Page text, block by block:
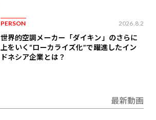
PERSON 2026.8.2
世界的空調メーカー「ダイキン」のさらに
上をいく“ローカライズ化”で躍進したイン
ドネシア企業とは？
最新動画